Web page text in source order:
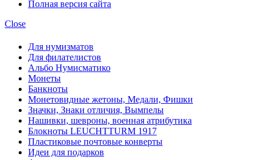
Полная версия сайта
Close
Для нумизматов
Для филателистов
Альбо Нумисматико
Монеты
Банкноты
Монетовидные жетоны, Медали, Фишки
Значки, Знаки отличия, Вымпелы
Нашивки, шевроны, военная атрибутика
Блокноты LEUCHTTURM 1917
Пластиковые почтовые конверты
Идеи для подарков